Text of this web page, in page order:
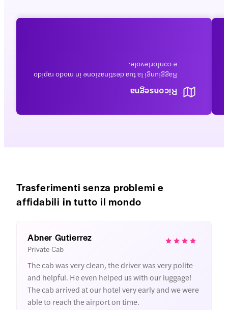
Riconsegna
Raggiungi la tua destinazione in modo rapido
e confortevole.
Trasferimenti senza problemi e
affidabili in tutto il mondo
Abner Gutierrez
Private Cab
The cab was very clean, the driver was very polite
and helpful. He even helped us with our luggage!
The cab arrived at our hotel very early and we were
able to reach the airport on time.